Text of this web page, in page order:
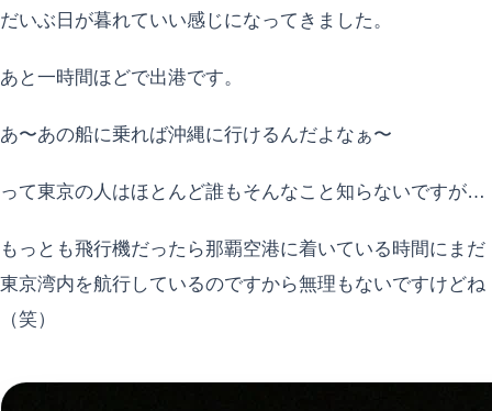
だいぶ日が暮れていい感じになってきました。
あと一時間ほどで出港です。
あ〜あの船に乗れば沖縄に行けるんだよなぁ〜
って東京の人はほとんど誰もそんなこと知らないですが…
もっとも飛行機だったら那覇空港に着いている時間にまだ
東京湾内を航行しているのですから無理もないですけどね
（笑）